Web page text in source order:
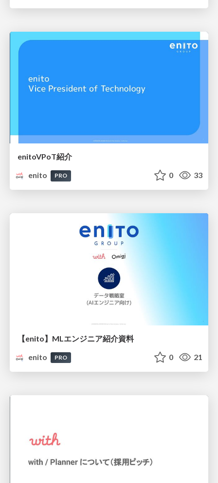
enitoVPoT紹介
enito
PRO 0 33
【enito】MLエンジニア紹介資料
enito
PRO 0 21